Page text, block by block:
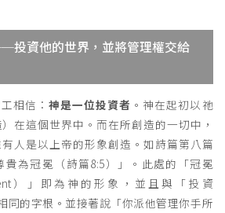
投資他的世界，並將管理權交給
工相信：神是一位投資者 。神在起初以祂
在這個世界中。而在所創造的一切中，
人是以上帝的形象創造。如詩篇第八篇
為冠冕（詩篇8:5）」。此處的「冠冕
）」即為神的形象，並且與「投資
同的字根。並接著說「你派他管理你手所